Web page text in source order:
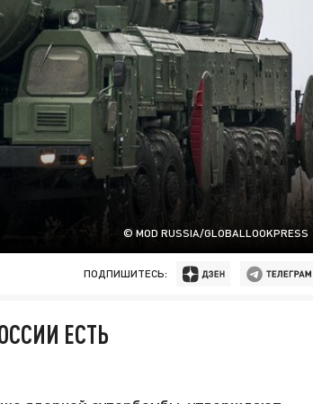
© MOD RUSSIA/GLOBALLOOKPRESS
ПОДПИШИТЕСЬ:
ЕСТЬ